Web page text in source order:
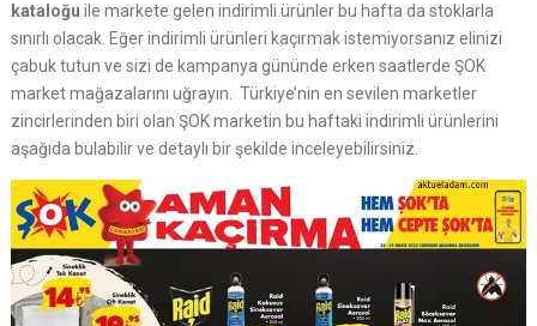
kataloğu ile markete gelen indirimli ürünler bu hafta da stoklarla
sınırlı olacak. Eğer indirimli ürünleri kaçırmak istemiyorsanız elinizi
çabuk tutun ve sizi de kampanya gününde erken saatlerde ŞOK
market mağazalarını uğrayın. Türkiye’nin en sevilen marketler
zincirlerinden biri olan ŞOK marketin bu haftaki indirimli ürünlerini
aşağıda bulabilir ve detaylı bir şekilde inceleyebilirsiniz.